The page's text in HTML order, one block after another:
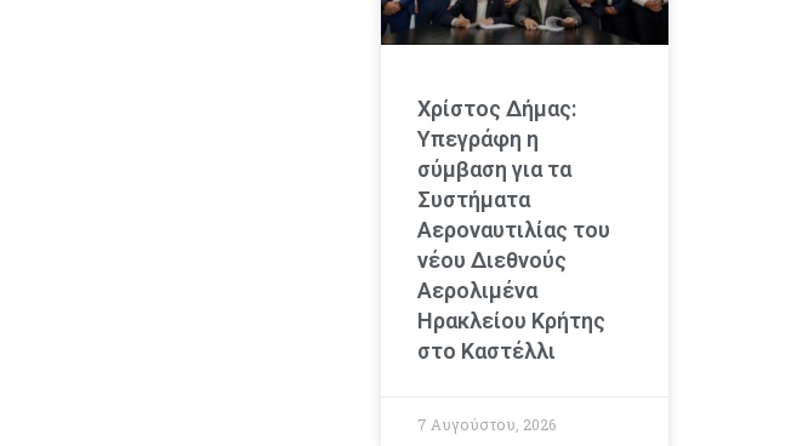
Χρίστος Δήμας:
Υπεγράφη η
σύμβαση για τα
Συστήματα
Αεροναυτιλίας του
νέου Διεθνούς
Αερολιμένα
Ηρακλείου Κρήτης
στο Καστέλλι
7 Αυγούστου, 2026